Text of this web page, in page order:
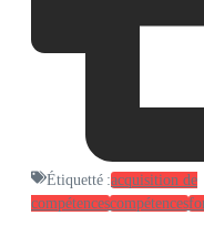
Étiquetté :acquisition de
compétencescompétences